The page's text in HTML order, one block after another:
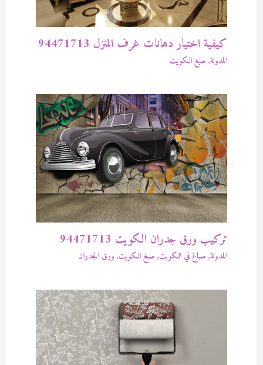
كيفية اختيار دهانات غرف المنزل 94471713
المدونة, صبغ الكويت
تركيب ورق جدران الكويت 94471713
المدونة, صباغ في الكويت, صبغ الكويت, ورق الجدران